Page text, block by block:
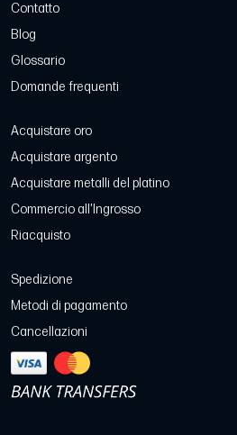
Contatto
Blog
Glossario
Domande frequenti
Acquistare oro
Acquistare argento
Acquistare metalli del platino
Commercio all'Ingrosso
Riacquisto
Spedizione
Metodi di pagamento
Cancellazioni